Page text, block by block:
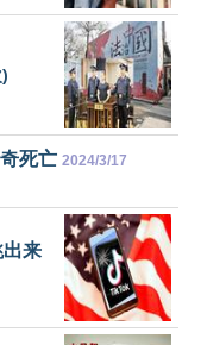
死亡 2024/3/17
来